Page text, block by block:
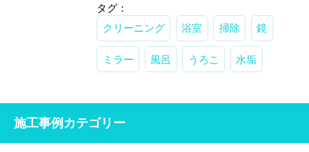
タグ：
クリーニング
浴室 掃除 鏡
ミラー 風呂 うろこ 水垢
施工事例カテゴリー